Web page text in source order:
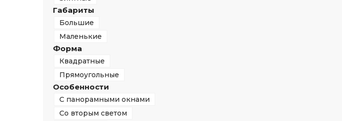
Габариты
Большие
Маленькие
Форма
Квадратные
Прямоугольные
Особенности
С панорамными окнами
Со вторым светом